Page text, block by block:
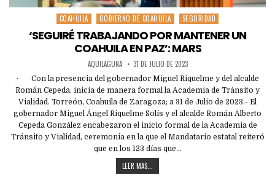
Posted
COAHUILA GOBIERNO DE COAHUILA SEGURIDAD
‘SEGUIRÉ TRABAJANDO POR MANTENER UN
COAHUILA EN PAZ’: MARS
AQUILAGUNA 31 DE JULIO DE 2023
· Con la presencia del gobernador Miguel Riquelme y del alcalde
Román Cepeda, inicia de manera formal la Academia de Tránsito y
Vialidad. Torreón, Coahuila de Zaragoza; a 31 de Julio de 2023.- El
gobernador Miguel Ángel Riquelme Solís y el alcalde Román Alberto
Cepeda González encabezaron el inicio formal de la Academia de
Tránsito y Vialidad, ceremonia en la que el Mandatario estatal reiteró
que en los 123 días que…
LEER MAS...